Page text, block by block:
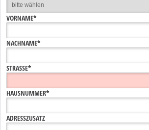
VORNAME*
NACHNAME*
STRASSE*
HAUSNUMMER*
ADRESSZUSATZ